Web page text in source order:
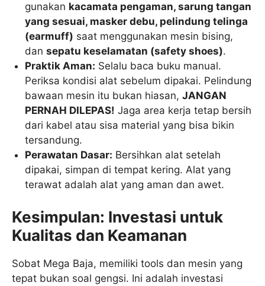
gunakan kacamata pengaman, sarung tangan
yang sesuai, masker debu, pelindung telinga
(earmuff) saat menggunakan mesin bising,
dansepatu keselamatan (safety shoes).
Praktik Aman: Selalu baca buku manual.
Periksa kondisi alat sebelum dipakai. Pelindung
bawaan mesin itu bukan hiasan,JANGAN
PERNAH DILEPAS! Jaga area kerja tetap bersih
dari kabel atau sisa material yang bisa bikin
tersandung.
Perawatan Dasar: Bersihkan alat setelah
dipakai, simpan di tempat kering. Alat yang
terawat adalah alat yang aman dan awet.
Kesimpulan: Investasi untuk
Kualitas dan Keamanan
Sobat Mega Baja, memiliki tools dan mesin yang
tepat bukan soal gengsi. Ini adalah investasi